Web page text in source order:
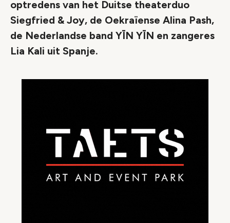
optredens van het Duitse theaterduo
Siegfried & Joy, de Oekraïense Alina Pash,
de Nederlandse band YĪN YĪN en zangeres
Lia Kali uit Spanje.